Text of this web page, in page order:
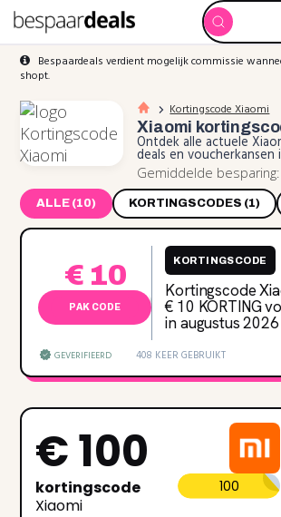
Bespaardeals verdient mogelijk commissie
shopt.
Kortingscode Xiaomi
Xiaomi
Ontdek alle actuele
deals en voucherkansen
Gemiddelde
ALLE (10) KORTINGSCODES (1)
€ 10
PAK CODE
KORTINGSCODE
Kortingscode
€ 10 KORTING
in augustus 2026
GEVERIFIEERD 408 KEER GEBRUIKT
€ 100
kortingscode
Xiaomi
100